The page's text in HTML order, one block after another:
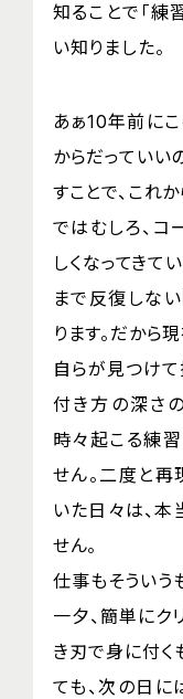
知ることで「練
い知りました。
あぁ10年前に
からだっていい
すことで、これ
ではむしろ、コ
しくなってきて
まで反復しな
ります。だから
自らが見つけ
付き方の深さ
時々起こる練
せん。二度と再
いた日々は、
せん。
仕事もそういう
一夕、簡単にク
き刃で身に付く
ても、次の日に